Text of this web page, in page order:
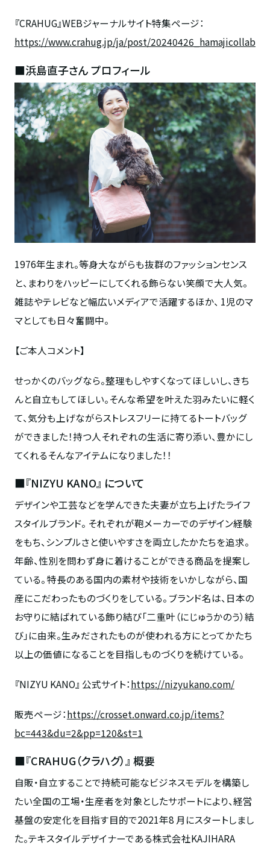
『CRAHUG』WEBジャーナルサイト特集ページ：
https://www.crahug.jp/ja/post/20240426_hamajicollab
■浜島直子さん プロフィール
1976年生まれ。等身大ながらも抜群のファッションセンス
と、まわりをハッピーにしてくれる飾らない笑顔で大人気。
雑誌やテレビなど幅広いメディアで活躍するほか、 1児のマ
マとしても日々奮闘中。
【ご本人コメント】
せっかくのバッグなら。整理もしやすくなってほしいし、きち
んと自立もしてほしい。そんな希望を叶えた羽みたいに軽く
て、気分も上げながらストレスフリーに持てるトートバッグ
ができました！持つ人それぞれの生活に寄り添い、豊かにし
てくれるそんなアイテムになりました！！
■『NIZYU KANO』 について
デザインや工芸などを学んできた夫妻が立ち上げたライフ
スタイルブランド。 それぞれが鞄メーカーでのデザイン経験
をもち、シンプルさと使いやすさを両立したかたちを追求。
年齢、性別を問わず身に着けることができる商品を提案し
ている。 特長のある国内の素材や技術をいかしながら、国
産にこだわったものづくりをしている。 ブランド名は、日本の
お守りに結ばれている飾り結び「二重叶（にじゅうかのう）結
び」に由来。生みだされたものが使われる方にとってかたち
以上の価値になることを目指しものづくりを続けている。
『NIZYU KANO』 公式サイト：https://nizyukano.com/
販売ページ：https://crosset.onward.co.jp/items?
bc=443&du=2&pp=120&st=1
■『CRAHUG（クラハグ）』 概要
自販・自立することで持続可能なビジネスモデルを構築し
たい全国の工場・生産者を対象としたサポートにより、経営
基盤の安定化を目指す目的で2021年8 月にスタートしまし
た。テキスタイルデザイナーである株式会社KAJIHARA